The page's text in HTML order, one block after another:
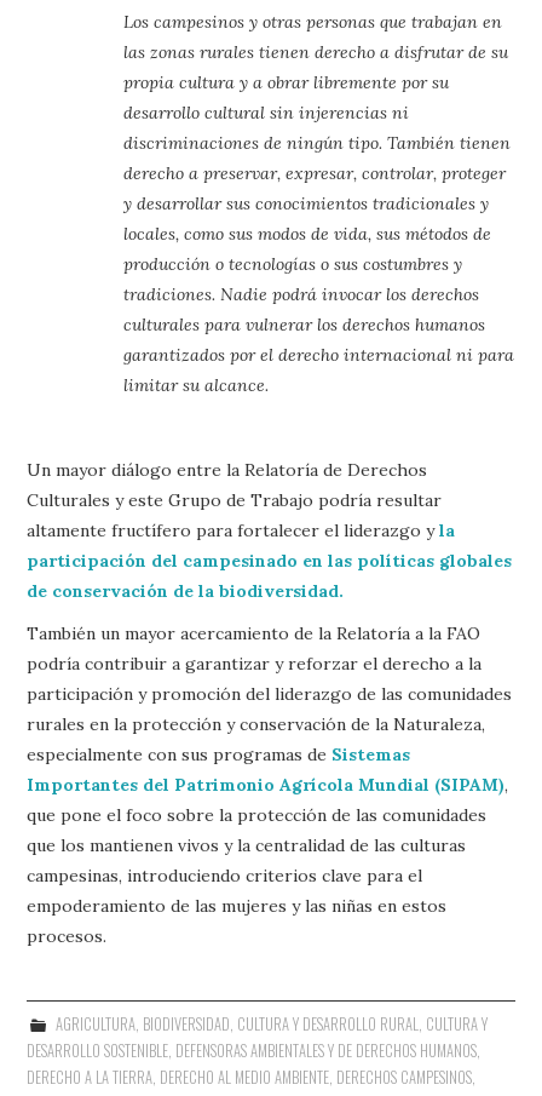
Los campesinos y otras personas que trabajan en
las zonas rurales tienen derecho a disfrutar de su
propia cultura y a obrar libremente por su
desarrollo cultural sin injerencias ni
discriminaciones de ningún tipo. También tienen
derecho a preservar, expresar, controlar, proteger
y desarrollar sus conocimientos tradicionales y
locales, como sus modos de vida, sus métodos de
producción o tecnologías o sus costumbres y
tradiciones. Nadie podrá invocar los derechos
culturales para vulnerar los derechos humanos
garantizados por el derecho internacional ni para
limitar su alcance.
Un mayor diálogo entre la Relatoría de Derechos
Culturales y este Grupo de Trabajo podría resultar
altamente fructífero para fortalecer el liderazgo yla
participación del campesinado en las políticas globales
de conservación de la biodiversidad.
También un mayor acercamiento de la Relatoría a la FAO
podría contribuir a garantizar y reforzar el derecho a la
participación y promoción del liderazgo de las comunidades
rurales en la protección y conservación de la Naturaleza,
especialmente con sus programas de Sistemas
Importantes del Patrimonio Agrícola Mundial (SIPAM),
que pone el foco sobre la protección de las comunidades
que los mantienen vivos y la centralidad de las culturas
campesinas, introduciendo criterios clave para el
empoderamiento de las mujeres y las niñas en estos
procesos.
AGRICULTURA, BIODIVERSIDAD CULTURA Y DESARROLLO RURAL CULTURA Y
DESARROLLO SOSTENIBLE DEFENSORAS AMBIENTALES Y DE DERECHOS HUMANOS
DERECHO A LA TIERRA DERECHO AL MEDIO AMBIENTE DERECHOS CAMPESINOS